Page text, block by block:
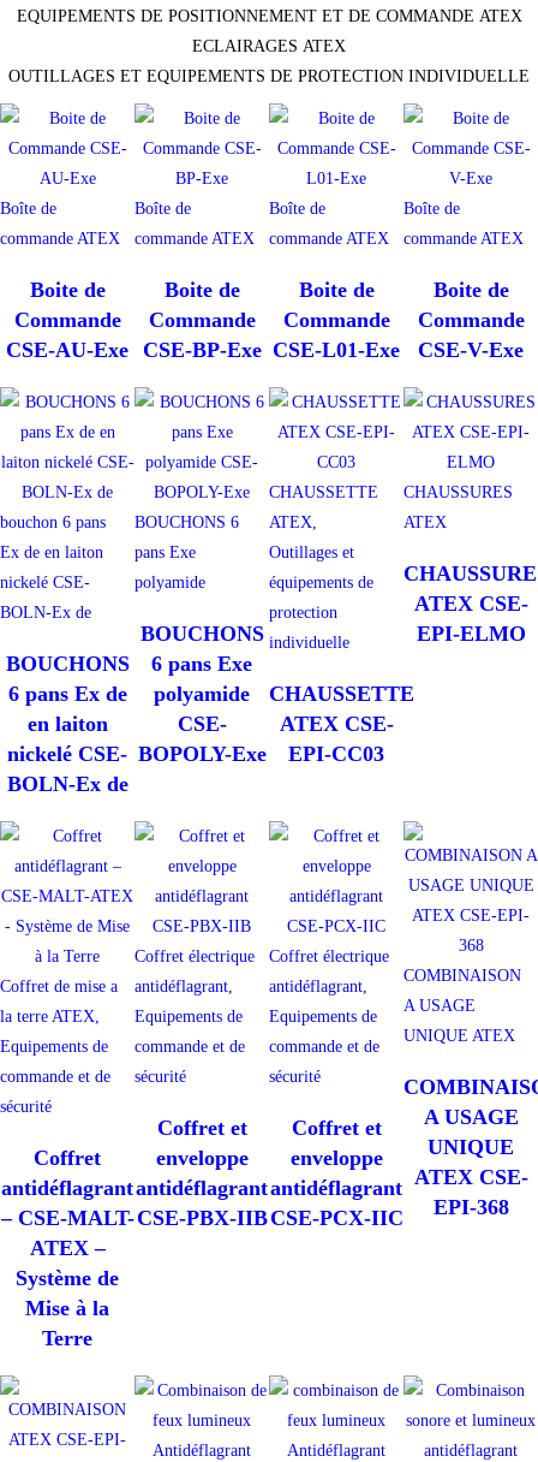
EQUIPEMENTS DE POSITIONNEMENT ET DE COMMANDE ATEX
ECLAIRAGES ATEX
OUTILLAGES ET EQUIPEMENTS DE PROTECTION INDIVIDUELLE
Boîte de
commande ATEX
Boite de
Commande
CSE-AU-Exe
Boîte de
commande ATEX
Boite de
Commande
CSE-BP-Exe
Boîte de
commande ATEX
Boite de
Commande
CSE-L01-Exe
Boîte de
commande ATEX
Boite de
Commande
CSE-V-Exe
bouchon 6 pans
Ex de en laiton
nickelé CSE-
BOLN-Ex de
BOUCHONS
6 pans Ex de
en laiton
nickelé CSE-
BOLN-Ex de
BOUCHONS 6
pans Exe
polyamide
BOUCHONS
6 pans Exe
polyamide
CSE-
BOPOLY-Exe
CHAUSSETTE
ATEX,
Outillages et
équipements de
protection
individuelle
CHAUSSETTE
ATEX CSE-
EPI-CC03
CHAUSSURES
ATEX
ATEX CSE-
EPI-ELMO
Coffret de mise a
la terre ATEX,
Equipements de
commande et de
sécurité
Coffret
antidéflagrant
– CSE-MALT-
ATEX –
Système de
Mise à la
Terre
Coffret électrique
antidéflagrant,
Equipements de
commande et de
sécurité
Coffret et
enveloppe
antidéflagrant
CSE-PBX-IIB
Coffret électrique
antidéflagrant,
Equipements de
commande et de
sécurité
Coffret et
enveloppe
antidéflagrant
CSE-PCX-IIC
COMBINAISON
A USAGE
UNIQUE ATEX
A USAGE
UNIQUE
ATEX CSE-
EPI-368